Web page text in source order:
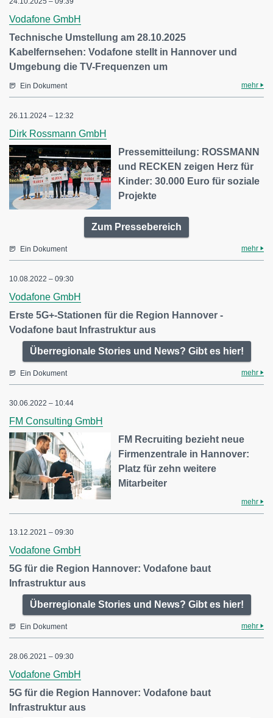
Vodafone GmbH
Technische Umstellung am 28.10.2025
Kabelfernsehen: Vodafone stellt in Hannover und
Umgebung die TV-Frequenzen um
Ein Dokument mehr
26.11.2024 – 12:32
Dirk Rossmann GmbH
Pressemitteilung: ROSSMANN
und RECKEN zeigen Herz für
Kinder: 30.000 Euro für soziale
Projekte
Zum Pressebereich
Ein Dokument mehr
10.08.2022 – 09:30
Vodafone GmbH
Erste 5G+-Stationen für die Region Hannover -
Vodafone baut Infrastruktur aus
Überregionale Stories und News? Gibt es hier!
Ein Dokument mehr
30.06.2022 – 10:44
FM Consulting GmbH
FM Recruiting bezieht neue
Firmenzentrale in Hannover:
Platz für zehn weitere
Mitarbeiter
mehr
13.12.2021 – 09:30
Vodafone GmbH
5G für die Region Hannover: Vodafone baut
Infrastruktur aus
Überregionale Stories und News? Gibt es hier!
Ein Dokument mehr
28.06.2021 – 09:30
Vodafone GmbH
5G für die Region Hannover: Vodafone baut
Infrastruktur aus